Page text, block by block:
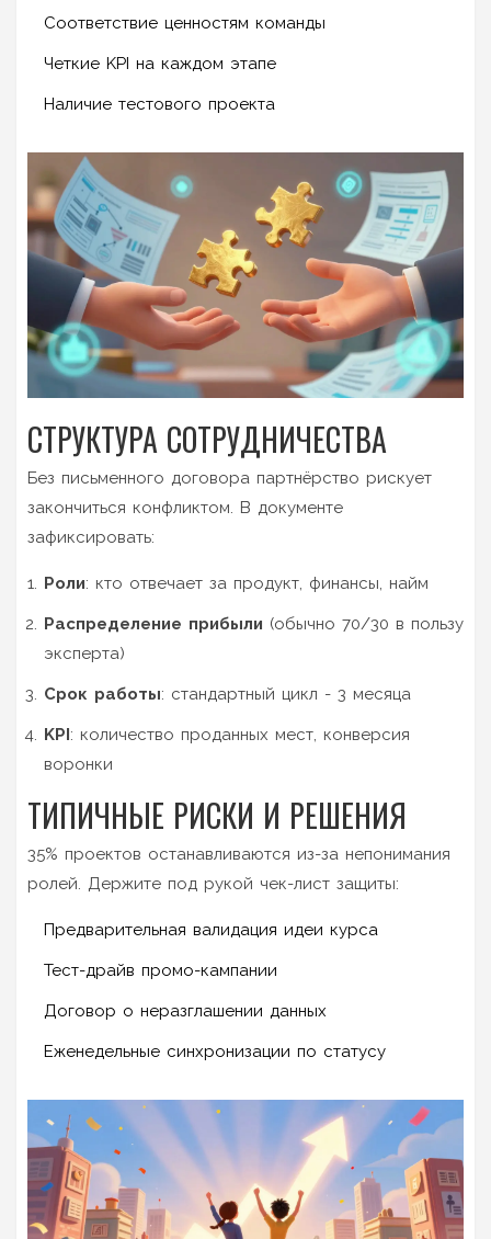
Соответствие ценностям команды
Четкие KPI на каждом этапе
Наличие тестового проекта
СТРУКТУРА СОТРУДНИЧЕСТВА
Без письменного договора партнёрство рискует
закончиться конфликтом. В документе
зафиксировать:
Роли: кто отвечает за продукт, финансы, найм
Распределение прибыли (обычно 70/30 в пользу
эксперта)
Срок работы: стандартный цикл - 3 месяца
KPI: количество проданных мест, конверсия
воронки
ТИПИЧНЫЕ РИСКИ И РЕШЕНИЯ
35% проектов останавливаются из-за непонимания
ролей. Держите под рукой чек-лист защиты:
Предварительная валидация идеи курса
Тест-драйв промо-кампании
Договор о неразглашении данных
Еженедельные синхронизации по статусу